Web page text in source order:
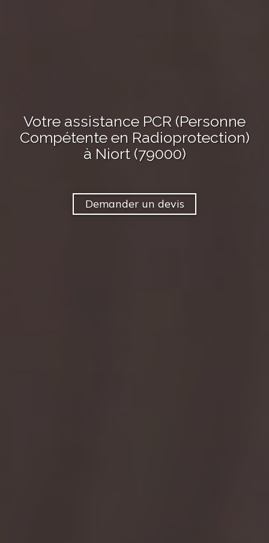
Votre assistance PCR (Personne
Compétente en Radioprotection)
à Niort (79000)
Demander un devis